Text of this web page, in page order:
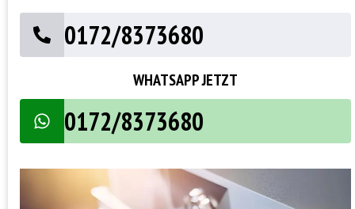
0172/8373680
WHATSAPP JETZT
0172/8373680